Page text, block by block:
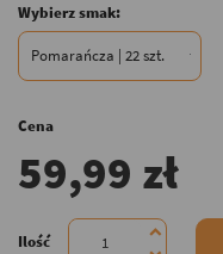
Wybierz smak:
Cena
59,99 zł
Ilość